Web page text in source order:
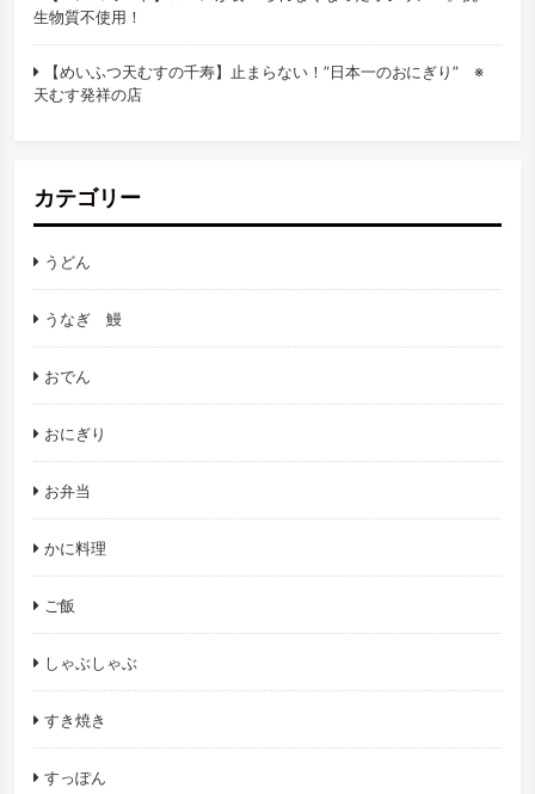
生物質不使用！
【めいふつ天むすの千寿】止まらない！”日本一のおにぎり” ※
天むす発祥の店
カテゴリー
うどん
うなぎ 鰻
おでん
おにぎり
お弁当
かに料理
ご飯
しゃぶしゃぶ
すき焼き
すっぽん